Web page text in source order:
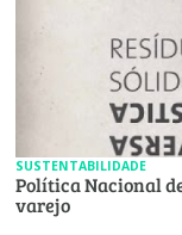
SUSTENTABILIDADE
Política Nacional
varejo